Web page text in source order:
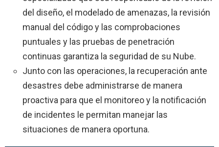
del diseño, el modelado de amenazas, la revisión
manual del código y las comprobaciones
puntuales y las pruebas de penetración
continuas garantiza la seguridad de su Nube.
Junto con las operaciones, la recuperación ante
desastres debe administrarse de manera
proactiva para que el monitoreo y la notificación
de incidentes le permitan manejar las
situaciones de manera oportuna.